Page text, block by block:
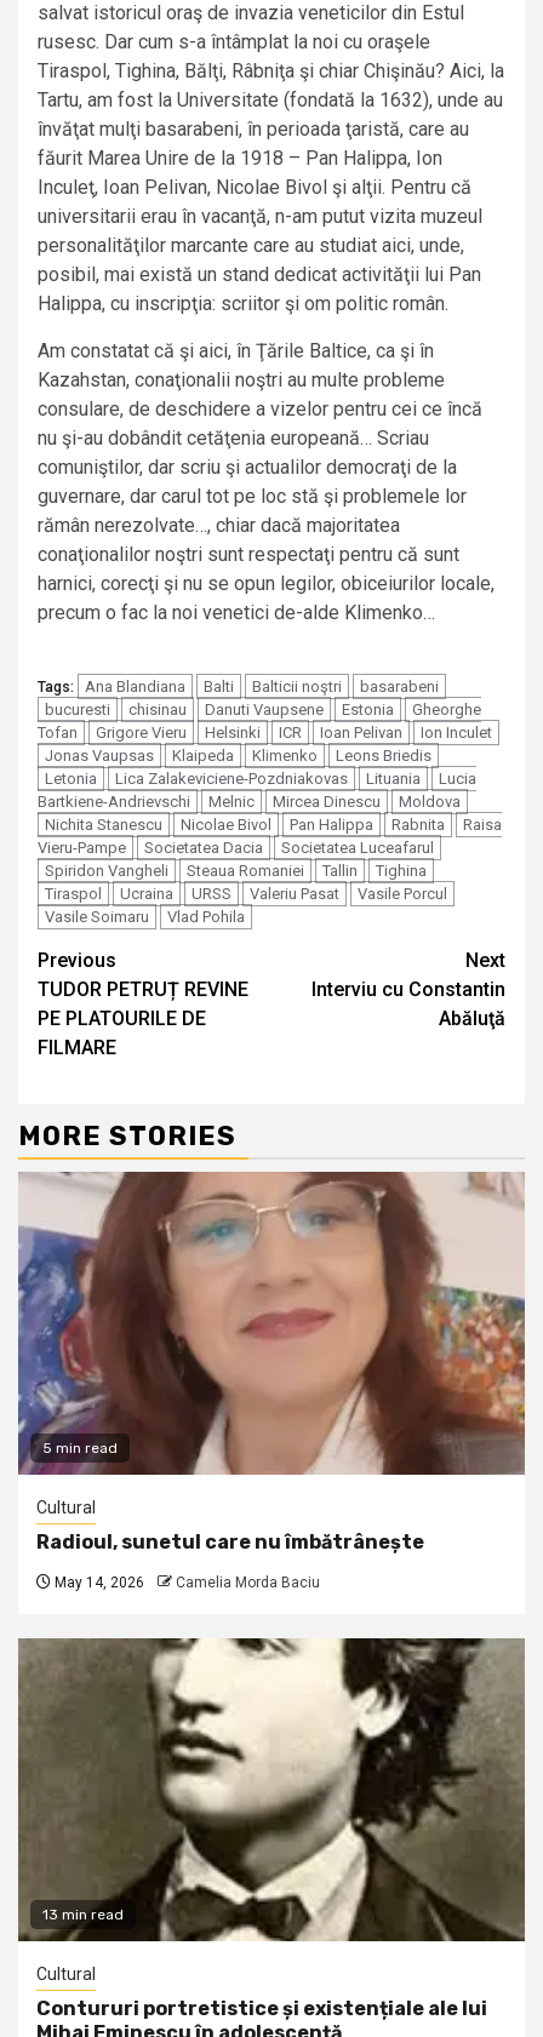
salvat istoricul oraş de invazia veneticilor din Estul
rusesc. Dar cum s-a întâmplat la noi cu oraşele
Tiraspol, Tighina, Bălţi, Râbniţa şi chiar Chişinău? Aici, la
Tartu, am fost la Universitate (fondată la 1632), unde au
învăţat mulţi basarabeni, în perioada ţaristă, care au
făurit Marea Unire de la 1918 – Pan Halippa, Ion
Inculeţ, Ioan Pelivan, Nicolae Bivol şi alţii. Pentru că
universitarii erau în vacanţă, n-am putut vizita muzeul
personalităţilor marcante care au studiat aici, unde,
posibil, mai există un stand dedicat activităţii lui Pan
Halippa, cu inscripţia: scriitor şi om politic român.
Am constatat că şi aici, în Ţările Baltice, ca şi în
Kazahstan, conaţionalii noştri au multe probleme
consulare, de deschidere a vizelor pentru cei ce încă
nu şi-au dobândit cetăţenia europeană… Scriau
comuniştilor, dar scriu şi actualilor democraţi de la
guvernare, dar carul tot pe loc stă şi problemele lor
rămân nerezolvate…, chiar dacă majoritatea
conaţionalilor noştri sunt respectaţi pentru că sunt
harnici, corecţi şi nu se opun legilor, obiceiurilor locale,
precum o fac la noi venetici de-alde Klimenko…
Tags: Ana Blandiana Balti Balticii noştri
basarabeni
bucuresti
chisinau Danuti Vaupsene Estonia
Gheorghe
Tofan
Grigore Vieru Helsinki ICR Ioan Pelivan
Ion Inculet
Jonas Vaupsas
Klaipeda Klimenko
Leons Briedis
Letonia
Lica Zalakeviciene-Pozdniakovas Lituania
Lucia
Bartkiene-Andrievschi
Melnic Mircea Dinescu
Moldova
Nichita Stanescu
Nicolae Bivol Pan Halippa Rabnita
Raisa
Vieru-Pampe
Societatea Dacia
Societatea Luceafarul
Spiridon Vangheli
Steaua Romaniei Tallin
Tighina
Tiraspol
Ucraina URSS Valeriu Pasat
Vasile Porcul
Vasile Soimaru
Vlad Pohila
Continue
Reading
Previous
TUDOR PETRUȚ REVINE
PE PLATOURILE DE
FILMARE
Next
Interviu cu Constantin
Abăluţă
MORE STORIES
5 min read
Cultural
Radioul, sunetul care nu îmbătrânește
May 14, 2026 Camelia Morda Baciu
13 min read
Cultural
Contururi portretistice și existențiale ale lui